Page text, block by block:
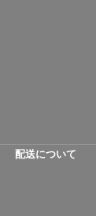
配送について